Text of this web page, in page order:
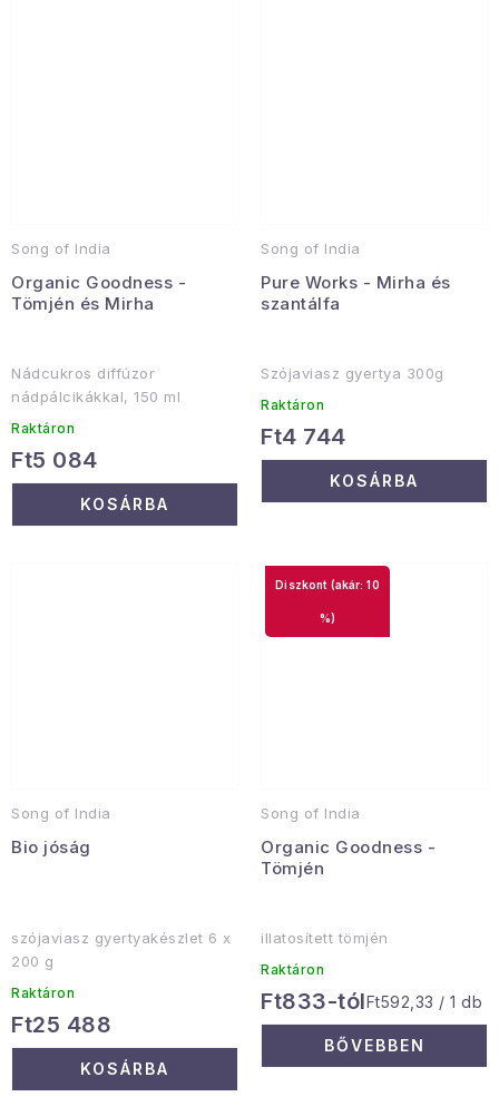
Song of India
Organic Goodness -
Tömjén és Mirha
Nádcukros diffúzor
nádpálcikákkal, 150 ml
Raktáron
Ft5 084
KOSÁRBA
Song of India
Pure Works - Mirha és
szantálfa
Szójaviasz gyertya 300g
Raktáron
Ft4 744
KOSÁRBA
Song of India
Bio jóság
szójaviasz gyertyakészlet 6 x
200 g
Raktáron
Ft25 488
KOSÁRBA
Song of India
Organic Goodness -
Tömjén
(akár: 10
%)
illatosített tömjén
Raktáron
Ft833-tólEgységár:
Ft592,33 / 1 db
BŐVEBBEN